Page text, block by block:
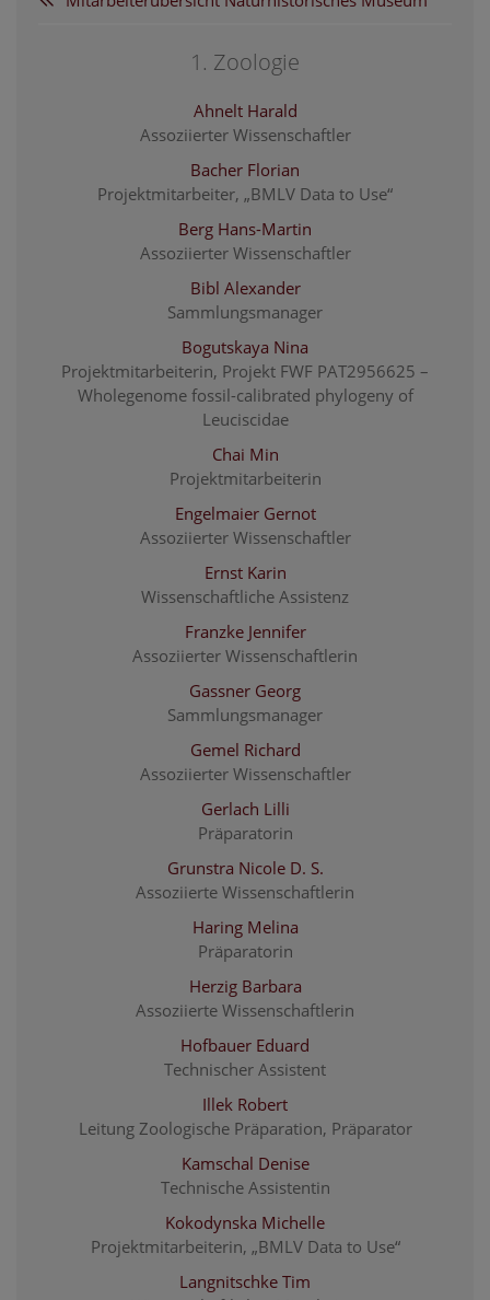
1. Zoologie
Ahnelt Harald
Assoziierter Wissenschaftler
Bacher Florian
Projektmitarbeiter, „BMLV Data to Use“
Berg Hans-Martin
Assoziierter Wissenschaftler
Bibl Alexander
Sammlungsmanager
Bogutskaya Nina
Projektmitarbeiterin, Projekt FWF PAT2956625 –
Wholegenome fossil-calibrated phylogeny of
Leuciscidae
Chai Min
Projektmitarbeiterin
Engelmaier Gernot
Assoziierter Wissenschaftler
Ernst Karin
Wissenschaftliche Assistenz
Franzke Jennifer
Assoziierter Wissenschaftlerin
Gassner Georg
Sammlungsmanager
Gemel Richard
Assoziierter Wissenschaftler
Gerlach Lilli
Präparatorin
Grunstra Nicole D. S.
Assoziierte Wissenschaftlerin
Haring Melina
Präparatorin
Herzig Barbara
Assoziierte Wissenschaftlerin
Hofbauer Eduard
Technischer Assistent
Illek Robert
Leitung Zoologische Präparation, Präparator
Kamschal Denise
Technische Assistentin
Kokodynska Michelle
Projektmitarbeiterin, „BMLV Data to Use“
Langnitschke Tim